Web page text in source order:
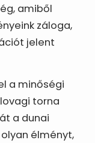
amiből
záloga,
jelent
a minőségi
torna
a dunai
élményt,